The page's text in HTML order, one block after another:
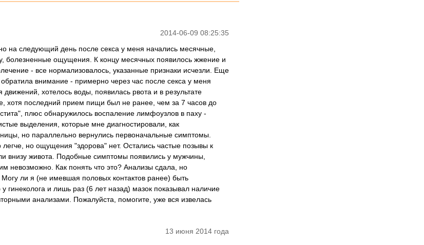
2014-06-09 08:25:35
на следующий день после секса у меня начались месячные,
болезненные ощущения. К концу месячных появилось жжение и
- все нормализовалось, указанные признаки исчезли. Еще
внимание - примерно через час после секса у меня
хотелось воды, появилась рвота и в результате
хотя последний прием пищи был не ранее, чем за 7 часов до
плюс обнаружилось воспаление лимфоузлов в паху -
выделения, которые мне диагностировали, как
но параллельно вернулись первоначальные симптомы.
но ощущения "здорова" нет. Остались частые позывы к
внизу живота. Подобные симптомы появились у мужчины,
невозможно. Как понять что это? Анализы сдала, но
ли я (не имевшая половых контактов ранее) быть
и лишь раз (6 лет назад) мазок показывал наличие
анализами. Пожалуйста, помогите, уже вся извелась
13 июня 2014 года